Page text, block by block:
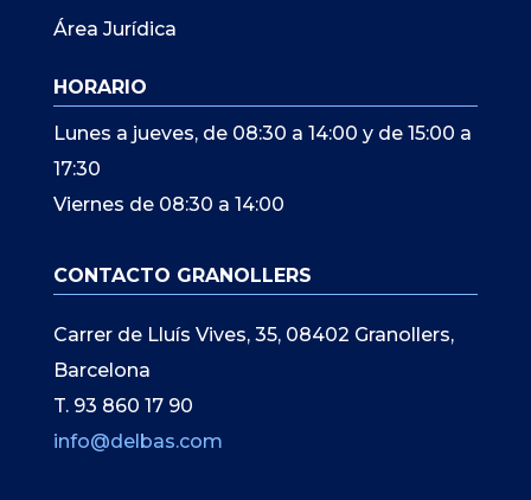
Área Jurídica
HORARIO
Lunes a jueves, de 08:30 a 14:00 y de 15:00 a
17:30
Viernes de 08:30 a 14:00
CONTACTO GRANOLLERS
Carrer de Lluís Vives, 35, 08402 Granollers,
Barcelona
T. 93 860 17 90
info@delbas.com